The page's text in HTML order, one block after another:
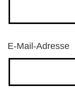
E-Mail-Adresse